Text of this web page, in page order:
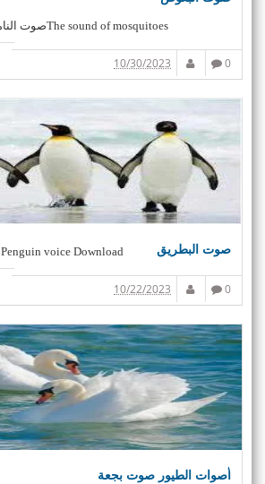
The sound of mosquitoesصوت الناموس صوت البعوض ...
0
10/30/2023
صوت البطريق Penguin voice Downloadصوت البطريق mp3 ...
0
10/22/2023
أصوات الطيور صوت بجعة